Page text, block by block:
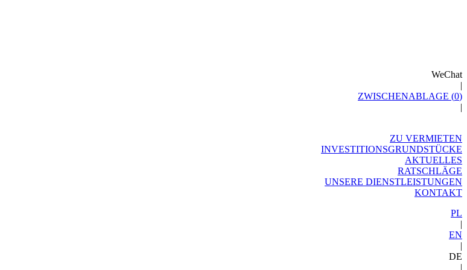
WeChat
|
ZWISCHENABLAGE (0)
|
ZU VERMIETEN
INVESTITIONSGRUNDSTÜCKE
AKTUELLES
RATSCHLÄGE
UNSERE DIENSTLEISTUNGEN
KONTAKT
PL
|
EN
|
DE
|